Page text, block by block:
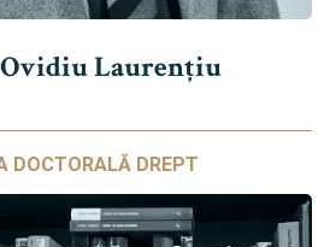
Laurențiu
DOCTORALĂ DREPT